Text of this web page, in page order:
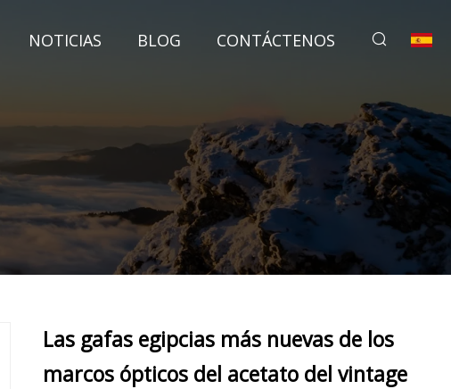
NOTICIAS BLOG CONTÁCTENOS
Las gafas egipcias más nuevas de los
marcos ópticos del acetato del vintage